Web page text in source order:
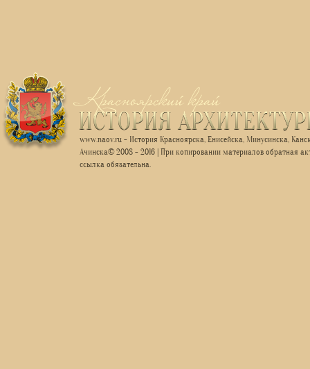
www.naov.ru - История Красноярска, Енисейска, Минусинска,
Ачинска© 2008 - 2016 | При копировании материалов обратная
ссылка обязательна.